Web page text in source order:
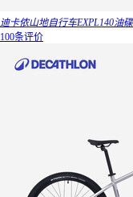
迪卡侬山地自行车EXPL140油
100条评价